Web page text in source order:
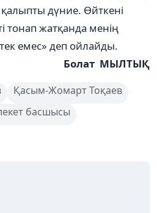
дүние. Өйткені
тонап жатқанда менің
емес» деп ойлайды.
Болат МЫЛТЫҚ
Қасым-Жомарт Тоқаев
басшысы